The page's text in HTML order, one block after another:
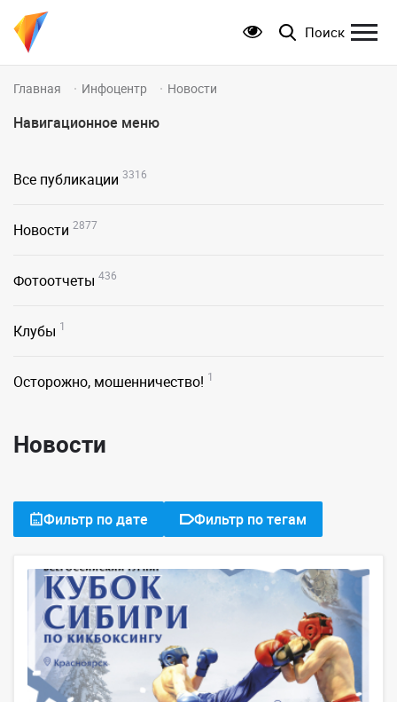
Поиск
Главная Инфоцентр Новости
Навигационное меню
Все публикации 3316
Новости 2877
Фотоотчеты 436
Клубы 1
Осторожно, мошенничество! 1
Новости
Фильтр по дате Фильтр по тегам